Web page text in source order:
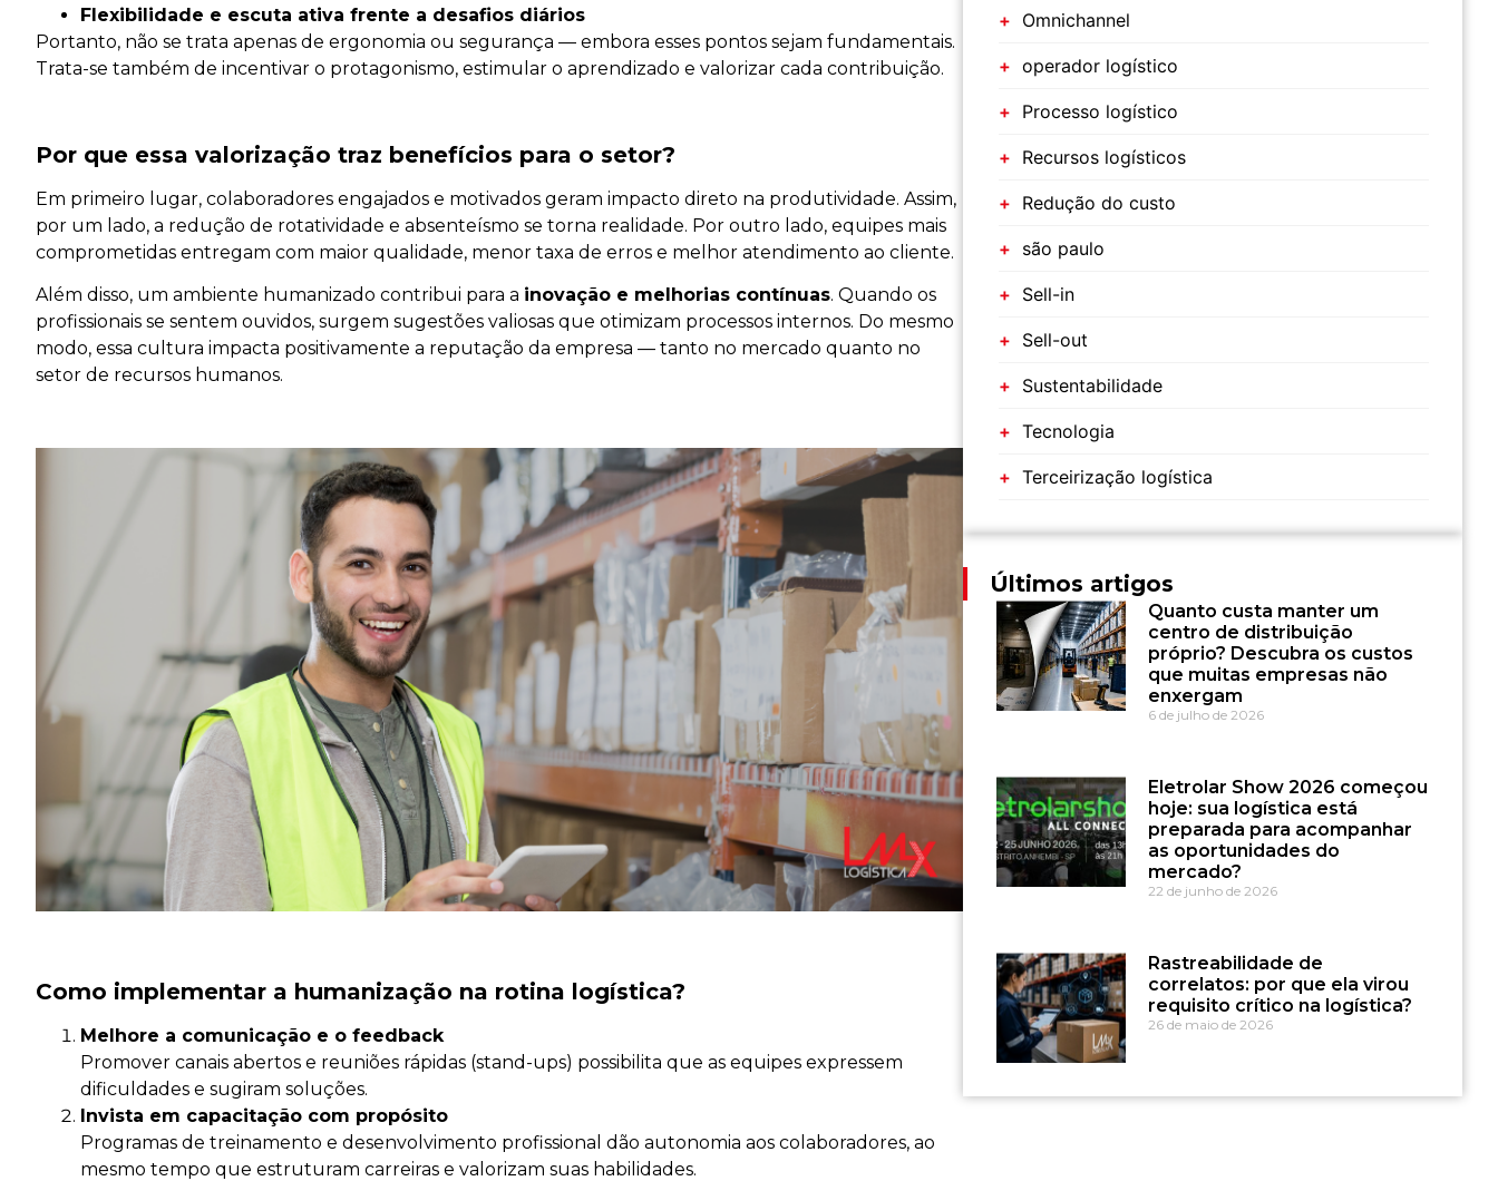
Flexibilidade e escuta ativa frente a desafios diários
Portanto, não se trata apenas de ergonomia ou segurança — embora esses pontos sejam fundamentais.
Trata-se também de incentivar o protagonismo, estimular o aprendizado e valorizar cada contribuição.
Por que essa valorização traz benefícios para o setor?
Em primeiro lugar, colaboradores engajados e motivados geram impacto direto na produtividade. Assim,
por um lado, a redução de rotatividade e absenteísmo se torna realidade. Por outro lado, equipes mais
comprometidas entregam com maior qualidade, menor taxa de erros e melhor atendimento ao cliente.
Além disso, um ambiente humanizado contribui para a inovação e melhorias contínuas. Quando os
profissionais se sentem ouvidos, surgem sugestões valiosas que otimizam processos internos. Do mesmo
modo, essa cultura impacta positivamente a reputação da empresa — tanto no mercado quanto no
setor de recursos humanos.
Como implementar a humanização na rotina logística?
Melhore a comunicação e o feedback
Promover canais abertos e reuniões rápidas (stand-ups) possibilita que as equipes expressem
dificuldades e sugiram soluções.
Invista em capacitação com propósito
Programas de treinamento e desenvolvimento profissional dão autonomia aos colaboradores, ao
mesmo tempo que estruturam carreiras e valorizam suas habilidades.
Omnichannel
operador logístico
Processo logístico
Recursos logísticos
Redução do custo
são paulo
Sell-in
Sell-out
Sustentabilidade
Tecnologia
Terceirização logística
Últimos artigos
Quanto custa manter um
centro de distribuição
próprio? Descubra os custos
que muitas empresas não
enxergam
6 de julho de 2026
Eletrolar Show 2026 começou
hoje: sua logística está
preparada para acompanhar
as oportunidades do
mercado?
22 de junho de 2026
Rastreabilidade de
correlatos: por que ela virou
requisito crítico na logística?
26 de maio de 2026